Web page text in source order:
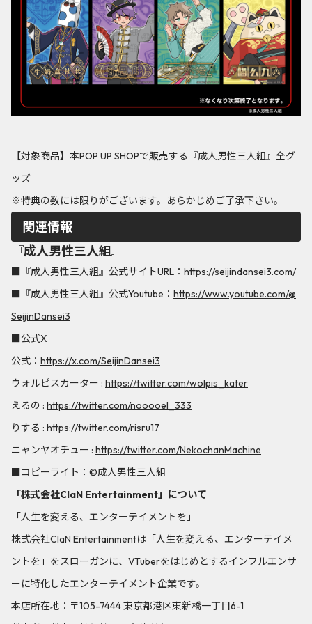
【対象商品】本POP UP SHOPで販売する『成人男性三人組』全グ
ッズ
※特典の数には限りがございます。あらかじめご了承下さい。
関連情報
『成人男性三人組』
■『成人男性三人組』公式サイトURL： https://seijindansei3.com/
■『成人男性三人組』公式Youtube： https://www.youtube.com/@
SeijinDansei3
■公式X
公式： https://x.com/SeijinDansei3
ウォルピスカーター : https://twitter.com/wolpis_kater
えるの : https://twitter.com/nooooel_333
りする : https://twitter.com/risru17
ニャンヤオチュー : https://twitter.com/NekochanMachine
■コピーライト：©︎成人男性三人組
「株式会社ClaN Entertainment」について
「人生を変える、エンターテイメントを」
株式会社ClaN Entertainmentは「人生を変える、エンターテイメ
ントを」をスローガンに、VTuberをはじめとするインフルエンサ
ーに特化したエンターテイメント企業です。
本店所在地：〒105-7444 東京都港区東新橋一丁目6-1